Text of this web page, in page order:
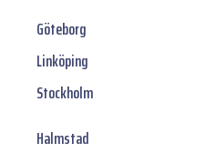
Göteborg
Linköping
Stockholm
Halmstad